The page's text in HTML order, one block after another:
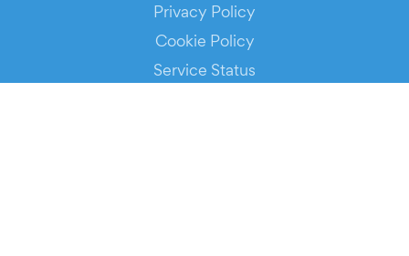
Privacy Policy
Cookie Policy
Service Status